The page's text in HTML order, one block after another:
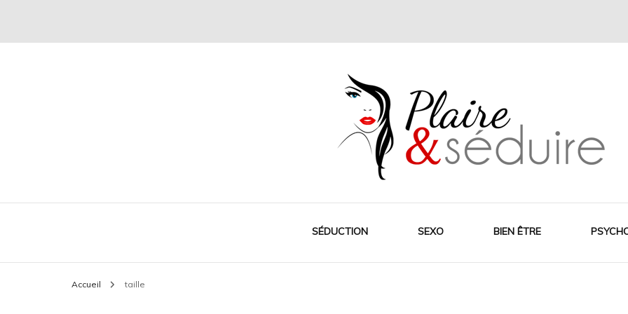
Plaire & Séduire SÉDUCTION SEXO BIEN ÊTRE
Accueil taille